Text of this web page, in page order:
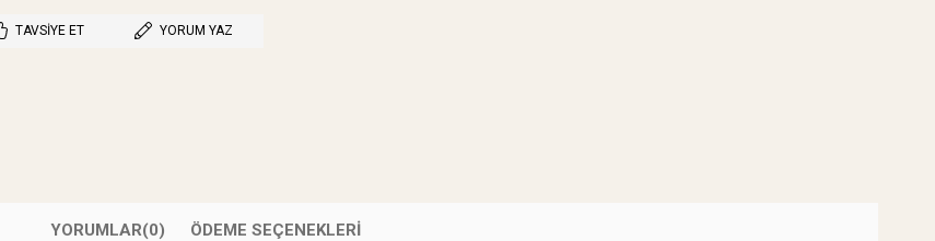
TAVSIYE ET YORUM YAZ
YORUMLAR(0) ÖDEME SEÇENEKLERI